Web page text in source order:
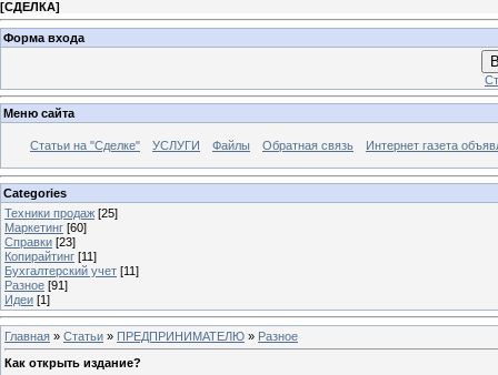
[СДЕЛКА]
Форма входа
Меню сайта
Статьи на "Сделке" УСЛУГИ Файлы Обратная связь Интернет газета
Categories
Техники продаж [25]
Маркетинг [60]
Справки [23]
Копирайтинг [11]
Бухгалтерский учет [11]
Разное [91]
Идеи [1]
Главная » Статьи » ПРЕДПРИНИМАТЕЛЮ » Разное
Как открыть издание?